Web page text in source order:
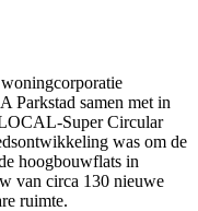
Parkstad samen met in
Super Circular
was om de
hoogbouwflats in
van circa 130 nieuwe
ruimte.